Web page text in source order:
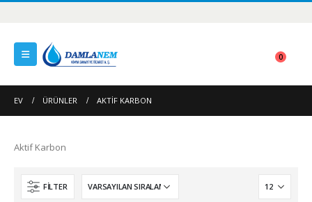
0
EV ÜRÜNLER AKTIF KARBON
Aktif Karbon
FILTER